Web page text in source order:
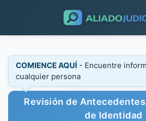
COMIENCE AQUÍ - Encuentre
cualquier persona
Revisión de
de Identidad